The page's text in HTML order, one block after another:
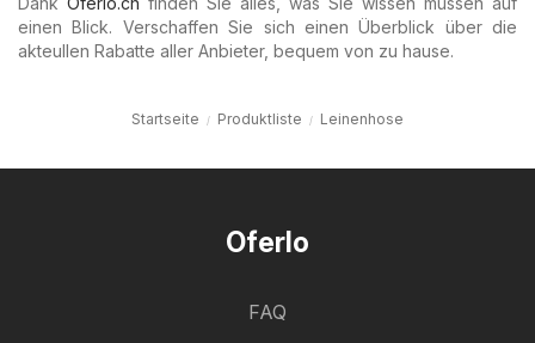
einen Blick. Verschaffen Sie sich einen Überblick über die
akteullen Rabatte aller Anbieter, bequem von zu hause.
Startseite Produktliste Leinenhose
Oferlo
FAQ